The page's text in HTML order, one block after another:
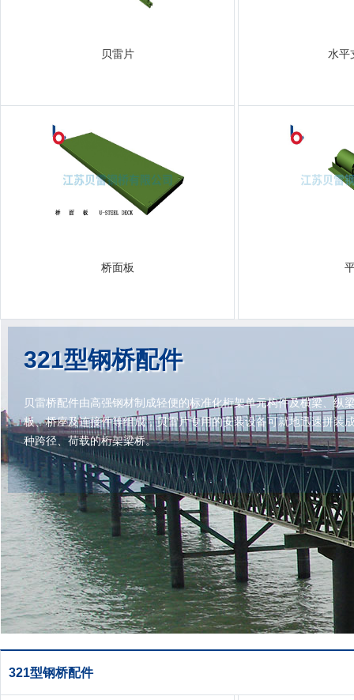
贝雷片 水平
桥面板
321型钢桥配件
贝雷桥配件由高强钢材制成轻便的标准化桁架单元构件及横梁、纵
板、桥座及连接件等组成，贝雷片专用的安装设备可就地迅速拼装
种跨径、荷载的桁架梁桥。
321型钢桥配件